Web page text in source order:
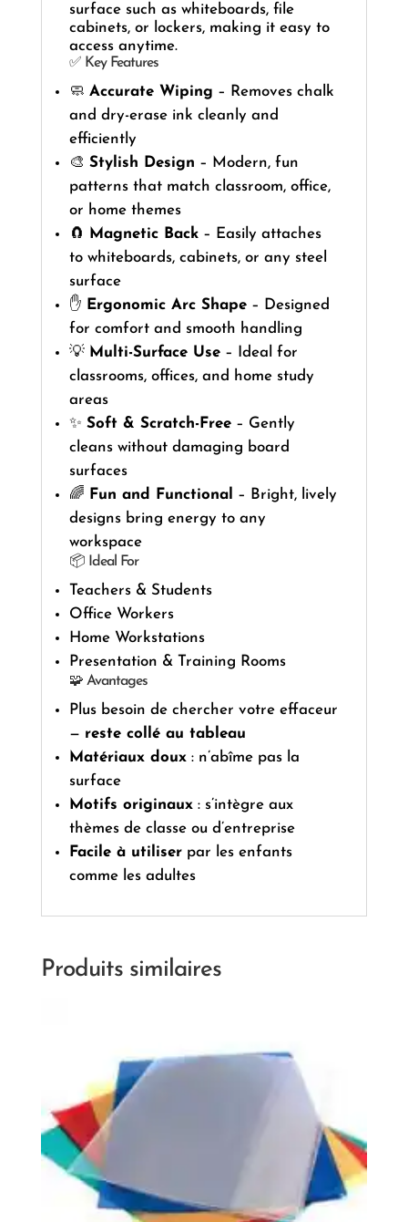
surface such as whiteboards, file
cabinets, or lockers, making it easy to
access anytime.
✅ Key Features
🧼 Accurate Wiping – Removes chalk
and dry-erase ink cleanly and
efficiently
🎨 Stylish Design – Modern, fun
patterns that match classroom, office,
or home themes
🧲
Magnetic Back– Easily attaches
to whiteboards, cabinets, or any steel
surface
✋ Ergonomic Arc Shape– Designed
for comfort and smooth handling
💡 Multi-Surface Use– Ideal for
classrooms, offices, and home study
areas
✨ Soft & Scratch-Free– Gently
cleans without damaging board
surfaces
🌈 Fun and Functional
– Bright, lively
designs bring energy to any
workspace
📦 Ideal For
Teachers & Students
Office Workers
Home Workstations
Presentation & Training Rooms
🧩 Avantages
Plus besoin de chercher votre effaceur
— reste collé au tableau
Matériaux doux: n’abîme pas la
surface
Motifs originaux: s’intègre aux
thèmes de classe ou d’entreprise
Facile à utiliserpar les enfants
comme les adultes
Produits similaires